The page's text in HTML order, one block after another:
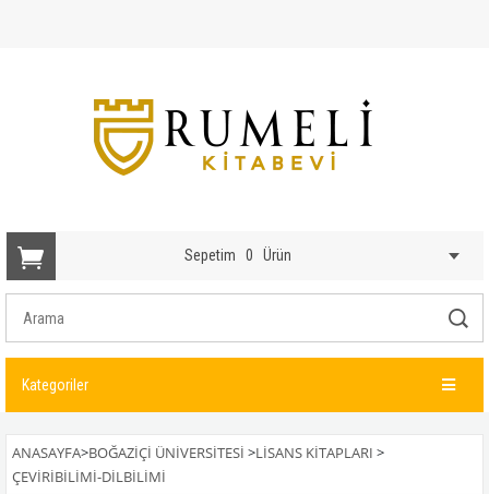
Sepetim 0 Ürün
Kategoriler
ANASAYFA>BOĞAZİÇİ ÜNİVERSİTESİ >LISANS KITAPLARI >
ÇEVIRIBILIMI-DILBILIMI